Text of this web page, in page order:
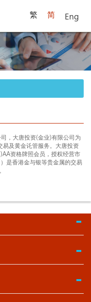
繁 简 Eng
，大唐投资(金业)有限公司为
及黄金讬管服务。大唐投资
资格牌照会员，授权经营市
是香港金与银等贵金属的交易